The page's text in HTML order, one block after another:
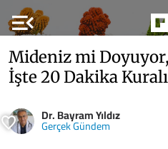
menu_open
Mideniz mi
İşte 20 Dakika Kuralı
Dr. Bayram Yıldız
Gerçek Gündem